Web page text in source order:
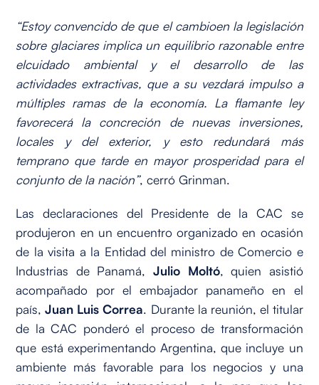
“Estoy convencido de que el cambioen la legislación
sobre glaciares implica un equilibrio razonable entre
elcuidado ambiental y el desarrollo de las
actividades extractivas, que a su vezdará impulso a
múltiples ramas de la economía. La flamante ley
favorecerá la concreción de nuevas inversiones,
locales y del exterior, y esto redundará más
temprano que tarde en mayor prosperidad para el
conjunto de la nación”, cerró Grinman.
Las declaraciones del Presidente de la CAC se
produjeron en un encuentro organizado en ocasión
de la visita a la Entidad del ministro de Comercio e
Industrias de Panamá, Julio Moltó, quien asistió
acompañado por el embajador panameño en el
país,Juan Luis Correa. Durante la reunión, el titular
de la CAC ponderó el proceso de transformación
que está experimentando Argentina, que incluye un
ambiente más favorable para los negocios y una